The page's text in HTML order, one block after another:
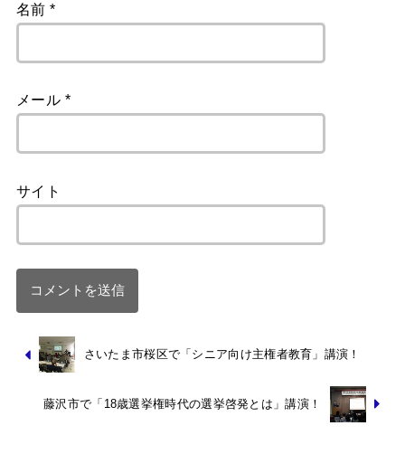
名前*
メール *
サイト
さいたま市桜区で「シニア向け主権者教育」講演！
藤沢市で「18歳選挙権時代の選挙啓発とは」講演！